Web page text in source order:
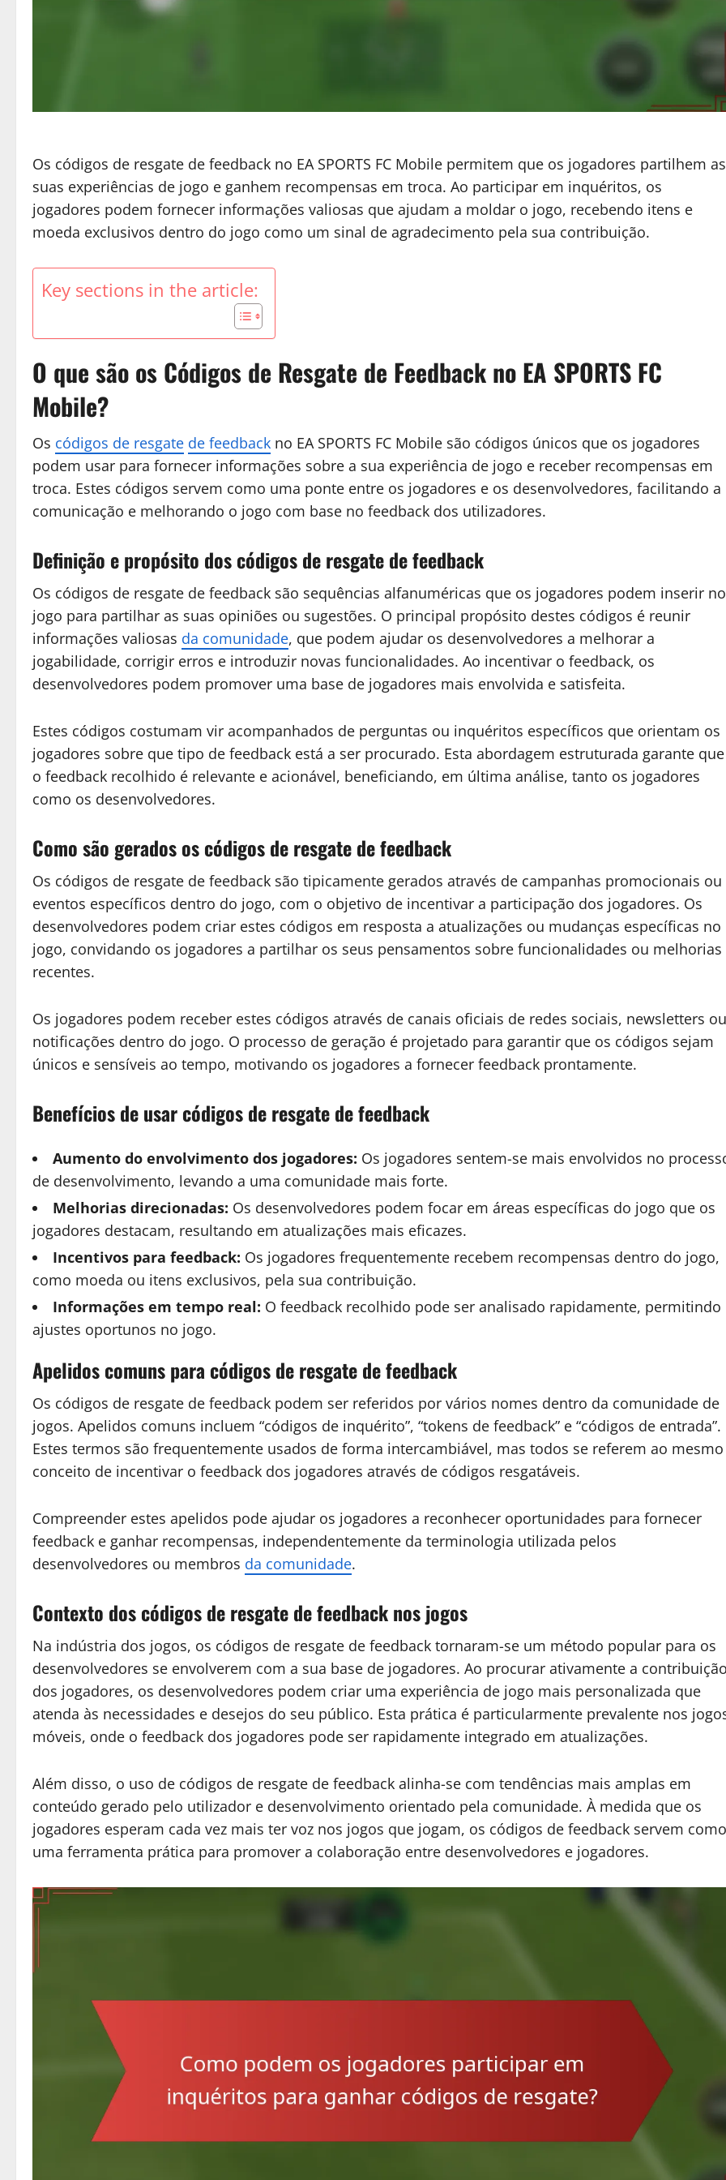
Os códigos de resgate de feedback no EA SPORTS FC Mobile permitem que os jogadores partilhem as
suas experiências de jogo e ganhem recompensas em troca. Ao participar em inquéritos, os
jogadores podem fornecer informações valiosas que ajudam a moldar o jogo, recebendo itens e
moeda exclusivos dentro do jogo como um sinal de agradecimento pela sua contribuição.
Key sections in the article:
O que são os Códigos de Resgate de Feedback no EA SPORTS FC
Mobile?
Os códigos de resgate de feedback no EA SPORTS FC Mobile são códigos únicos que os jogadores
podem usar para fornecer informações sobre a sua experiência de jogo e receber recompensas em
troca. Estes códigos servem como uma ponte entre os jogadores e os desenvolvedores, facilitando a
comunicação e melhorando o jogo com base no feedback dos utilizadores.
Definição e propósito dos códigos de resgate de feedback
Os códigos de resgate de feedback são sequências alfanuméricas que os jogadores podem inserir no
jogo para partilhar as suas opiniões ou sugestões. O principal propósito destes códigos é reunir
informações valiosas da comunidade, que podem ajudar os desenvolvedores a melhorar a
jogabilidade, corrigir erros e introduzir novas funcionalidades. Ao incentivar o feedback, os
desenvolvedores podem promover uma base de jogadores mais envolvida e satisfeita.
Estes códigos costumam vir acompanhados de perguntas ou inquéritos específicos que orientam os
jogadores sobre que tipo de feedback está a ser procurado. Esta abordagem estruturada garante que
o feedback recolhido é relevante e acionável, beneficiando, em última análise, tanto os jogadores
como os desenvolvedores.
Como são gerados os códigos de resgate de feedback
Os códigos de resgate de feedback são tipicamente gerados através de campanhas promocionais ou
eventos específicos dentro do jogo, com o objetivo de incentivar a participação dos jogadores. Os
desenvolvedores podem criar estes códigos em resposta a atualizações ou mudanças específicas no
jogo, convidando os jogadores a partilhar os seus pensamentos sobre funcionalidades ou melhorias
recentes.
Os jogadores podem receber estes códigos através de canais oficiais de redes sociais, newsletters ou
notificações dentro do jogo. O processo de geração é projetado para garantir que os códigos sejam
únicos e sensíveis ao tempo, motivando os jogadores a fornecer feedback prontamente.
Benefícios de usar códigos de resgate de feedback
Aumento do envolvimento dos jogadores: Os jogadores sentem-se mais envolvidos no
de desenvolvimento, levando a uma comunidade mais forte.
Melhorias direcionadas: Os desenvolvedores podem focar em áreas específicas do jogo que os
jogadores destacam, resultando em atualizações mais eficazes.
Incentivos para feedback: Os jogadores frequentemente recebem recompensas dentro do jogo,
como moeda ou itens exclusivos, pela sua contribuição.
Informações em tempo real: O feedback recolhido pode ser analisado rapidamente, permitindo
ajustes oportunos no jogo.
Apelidos comuns para códigos de resgate de feedback
Os códigos de resgate de feedback podem ser referidos por vários nomes dentro da comunidade de
jogos. Apelidos comuns incluem “códigos de inquérito”, “tokens de feedback” e “códigos de entrada”.
Estes termos são frequentemente usados de forma intercambiável, mas todos se referem ao mesmo
conceito de incentivar o feedback dos jogadores através de códigos resgatáveis.
Compreender estes apelidos pode ajudar os jogadores a reconhecer oportunidades para fornecer
feedback e ganhar recompensas, independentemente da terminologia utilizada pelos
desenvolvedores ou membros da comunidade.
Contexto dos códigos de resgate de feedback nos jogos
Na indústria dos jogos, os códigos de resgate de feedback tornaram-se um método popular para os
desenvolvedores se envolverem com a sua base de jogadores. Ao procurar ativamente a
dos jogadores, os desenvolvedores podem criar uma experiência de jogo mais personalizada que
atenda às necessidades e desejos do seu público. Esta prática é particularmente prevalente nos
móveis, onde o feedback dos jogadores pode ser rapidamente integrado em atualizações.
Além disso, o uso de códigos de resgate de feedback alinha-se com tendências mais amplas em
conteúdo gerado pelo utilizador e desenvolvimento orientado pela comunidade. À medida que os
jogadores esperam cada vez mais ter voz nos jogos que jogam, os códigos de feedback servem como
uma ferramenta prática para promover a colaboração entre desenvolvedores e jogadores.